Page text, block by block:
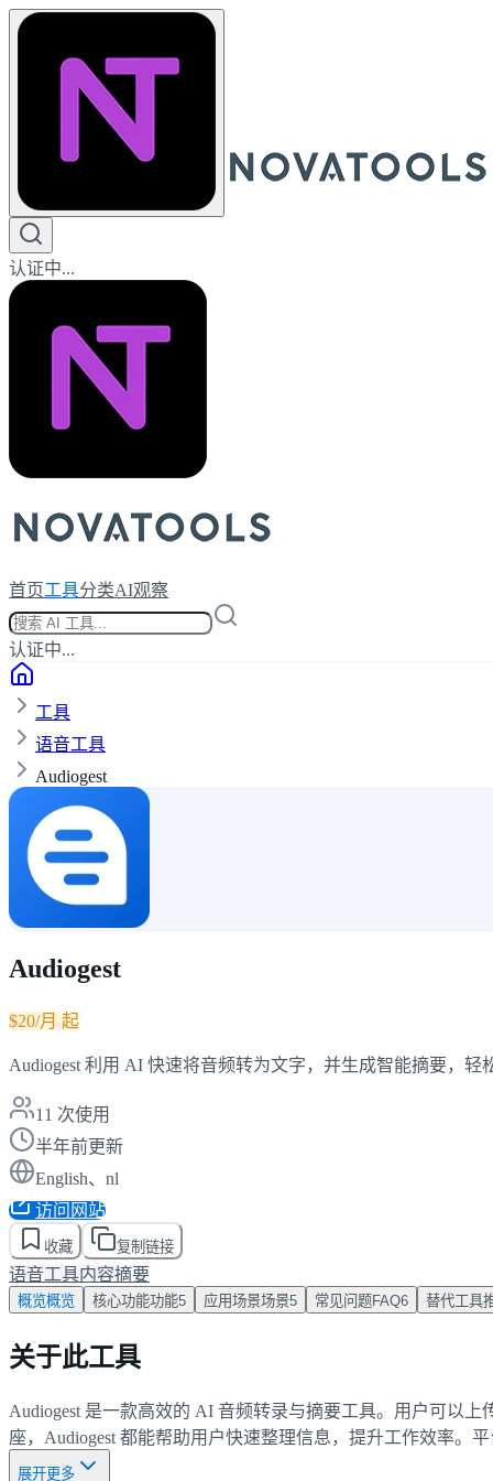
认证中...
首页工具分类AI观察
认证中...
工具
语音工具
Audiogest
Audiogest
$20/月 起
Audiogest 利用 AI 快速将音频转为文字，并生成智能摘要，
11 次使用
半年前更新
English、nl
访问网站
收藏 复制链接
语音工具内容摘要
概览概览 核心功能功能5 应用场景场景5 常见问题 FAQ6 替代工具
关于此工具
Audiogest 是一款高效的 AI 音频转录与摘要工具。用户可以
座，Audiogest 都能帮助用户快速整理信息，提升工作效率。
展开更多